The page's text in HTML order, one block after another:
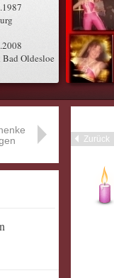
Oldesloe
Zurück